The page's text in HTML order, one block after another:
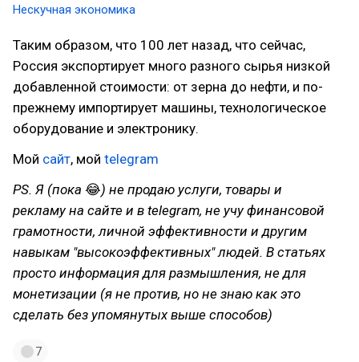
Нескучная экономика
Таким образом, что 100 лет назад, что сейчас,
Россия экспортирует много разного сырья низкой
добавленной стоимости: от зерна до нефти, и по-
прежнему импортирует машины, технологическое
оборудование и электронику.
Мой сайт, мой telegram
PS. Я (пока 😂) не продаю услуги, товары и
рекламу на сайте и в telegram, не учу финансовой
грамотности, личной эффективности и другим
навыкам "высокоэффективных" людей. В статьях
просто информация для размышления, не для
монетизации (я не против, но не знаю как это
сделать без упомянутых выше способов)
7